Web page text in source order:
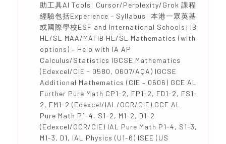
助工具AI Tools: Cursor/Perplexity/Grok 課程
經驗包括Experience – Syllabus: 本港一眾英基
或國際學校ESF and International Schools: IB
HL/SL MAA/MAI IB HL/SL Mathematics (with
options) – Help with IA AP
Calculus/Statistics IGCSE Mathematics
(Edexcel/CIE - 0580, 0607/AQA) IGCSE
Additional Mathematics (CIE – 0606) GCE AL
Further Pure Math CP1-2, FP1-2, FD1-2, FS1-
2, FM1-2 (Edexcel/IAL/OCR/CIE) GCE AL
Pure Math P1-4, S1-2, M1-2, D1-2
(Edexcel/OCR/CIE) IAL Pure Math P1-4, S1-3,
M1-3, D1, IAL Physics (U1-6) ISEE (US